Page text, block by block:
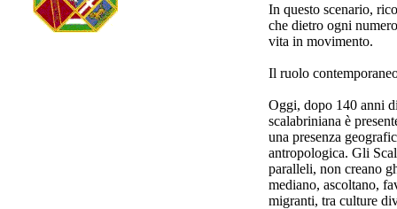
In questo scenario,
che dietro ogni
vita in movimento.
Il ruolo
Oggi, dopo 140 anni
scalabriniana è
una presenza
antropologica. Gli
paralleli, non creano
mediano, ascoltano,
migranti, tra culture